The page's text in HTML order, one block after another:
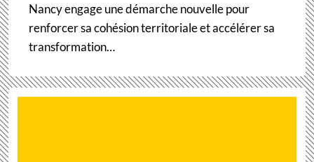
Nancy engage une démarche nouvelle pour
renforcer sa cohésion territoriale et accélérer sa
transformation…